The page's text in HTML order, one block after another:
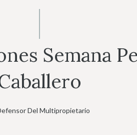
Semana
Del Multipropietario